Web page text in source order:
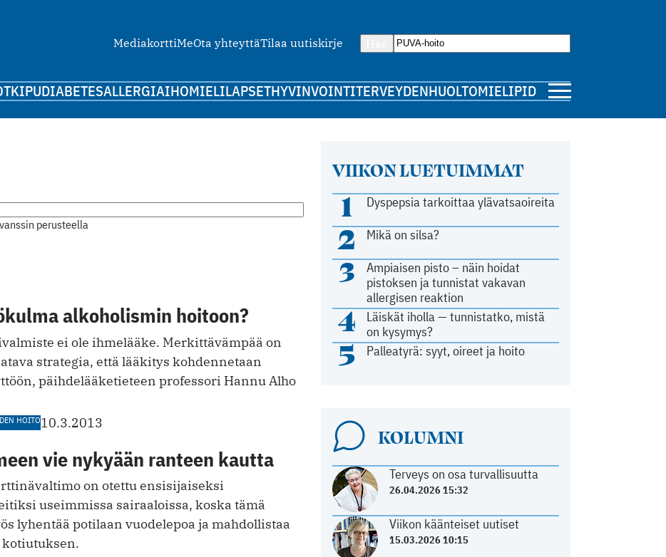
MediakorttiMeOta yhteyttäTilaa uutiskirje
KIPUDIABETESALLERGIAIHOMIELILAPSETHYVINVOINTITERVEYDENHUOLTOMIELIPIDE
perusteella
alkoholismin hoitoon?
ei ole ihmelääke. Merkittävämpää on
strategia, että lääkitys kohdennetaan
päihdelääketieteen professori Hannu Alho
HOITO10.3.2013
vie nykyään ranteen kautta
on otettu ensisijaiseksi
useimmissa sairaaloissa, koska tämä
lyhentää potilaan vuodelepoa ja mahdollistaa
VIIKON LUETUIMMAT
1 Dyspepsia tarkoittaa ylävatsaoireita
2 Mikä on silsa?
3
Ampiaisen pisto – näin hoidat
pistoksen ja tunnistat vakavan
allergisen reaktion
4
Läiskät iholla — tunnistatko, mistä
on kysymys?
5 Palleatyrä: syyt, oireet ja hoito
KOLUMNI
Terveys on osa turvallisuutta
26.04.2026 15:32
Viikon käänteiset uutiset
15.03.2026 10:15